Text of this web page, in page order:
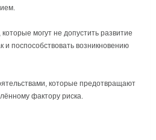
могут не допустить развитие
и поспособствовать возникновению
которые предотвращают
фактору риска.